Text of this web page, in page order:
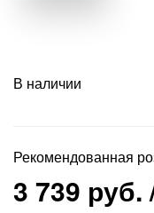
В наличии
Рекомендованная
3 739 руб.